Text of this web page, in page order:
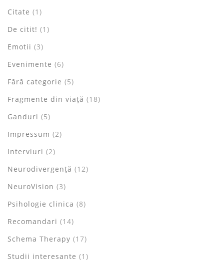
Citate (1)
De citit! (1)
Emotii (3)
Evenimente (6)
Fără categorie (5)
Fragmente din viață (18)
Ganduri (5)
Impressum (2)
Interviuri (2)
Neurodivergență (12)
NeuroVision (3)
Psihologie clinica (8)
Recomandari (14)
Schema Therapy (17)
Studii interesante (1)